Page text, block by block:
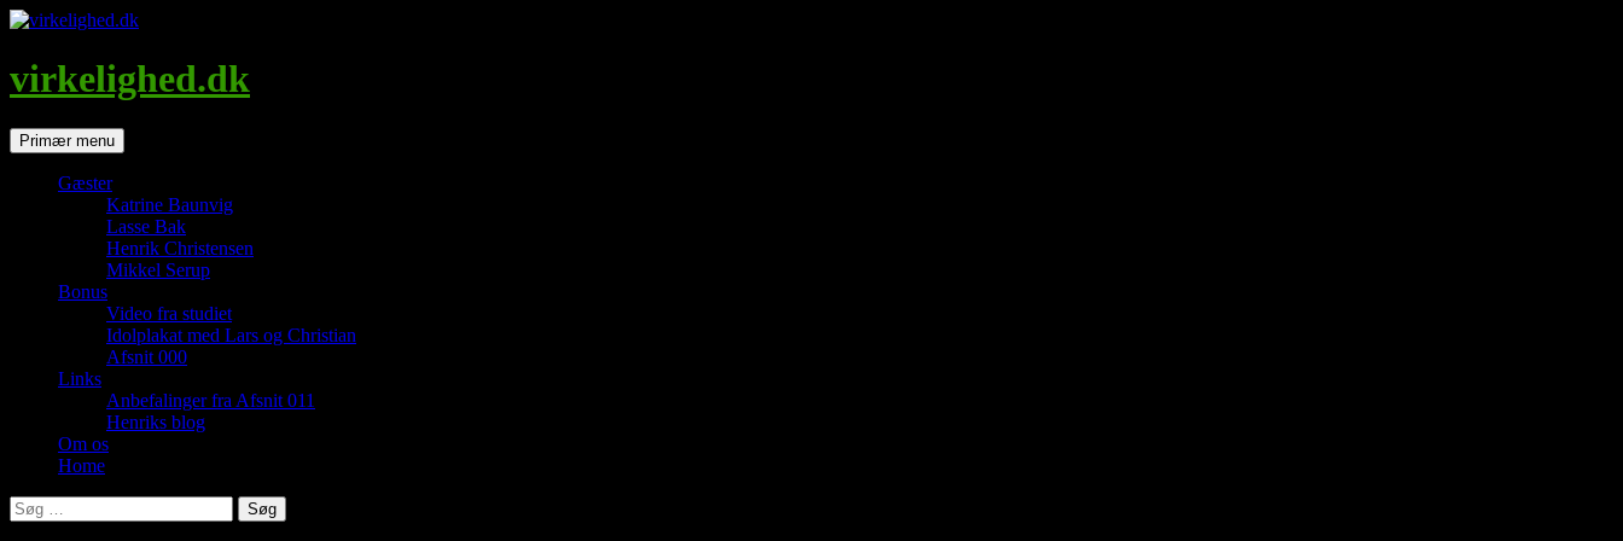
Hop
indhold
virkelighed.dk
SøgPrimær menu
Gæster
Katrine Baunvig
Lasse Bak
Henrik Christensen
Mikkel Serup
Bonus
Video fra studiet
Idolplakat med Lars og Christian
Afsnit 000
Links
Anbefalinger fra Afsnit 011
Henriks blog
Om os
Home
Søg
efter: